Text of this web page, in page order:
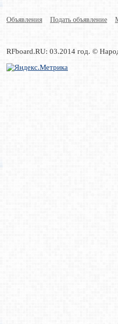
Объявления Подать объявление
RFboard.RU: 03.2014 год. ©